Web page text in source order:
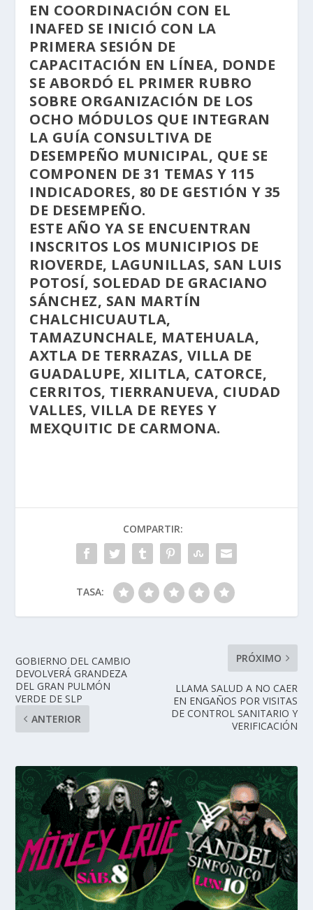
EN COORDINACIÓN CON EL
INAFED SE INICIÓ CON LA
PRIMERA SESIÓN DE
CAPACITACIÓN EN LÍNEA, DONDE
SE ABORDÓ EL PRIMER RUBRO
SOBRE ORGANIZACIÓN DE LOS
OCHO MÓDULOS QUE INTEGRAN
LA GUÍA CONSULTIVA DE
DESEMPEÑO MUNICIPAL, QUE SE
COMPONEN DE 31 TEMAS Y 115
INDICADORES, 80 DE GESTIÓN Y 35
DE DESEMPEÑO.
ESTE AÑO YA SE ENCUENTRAN
INSCRITOS LOS MUNICIPIOS DE
RIOVERDE, LAGUNILLAS, SAN LUIS
POTOSÍ, SOLEDAD DE GRACIANO
SÁNCHEZ, SAN MARTÍN
CHALCHICUAUTLA,
TAMAZUNCHALE, MATEHUALA,
AXTLA DE TERRAZAS, VILLA DE
GUADALUPE, XILITLA, CATORCE,
CERRITOS, TIERRANUEVA, CIUDAD
VALLES, VILLA DE REYES Y
MEXQUITIC DE CARMONA.
COMPARTIR:
TASA:
GOBIERNO DEL CAMBIO
DEVOLVERÁ GRANDEZA
DEL GRAN PULMÓN
VERDE DE SLP
ANTERIOR
PRÓXIMO
LLAMA SALUD A NO CAER
EN ENGAÑOS POR VISITAS
DE CONTROL SANITARIO Y
VERIFICACIÓN